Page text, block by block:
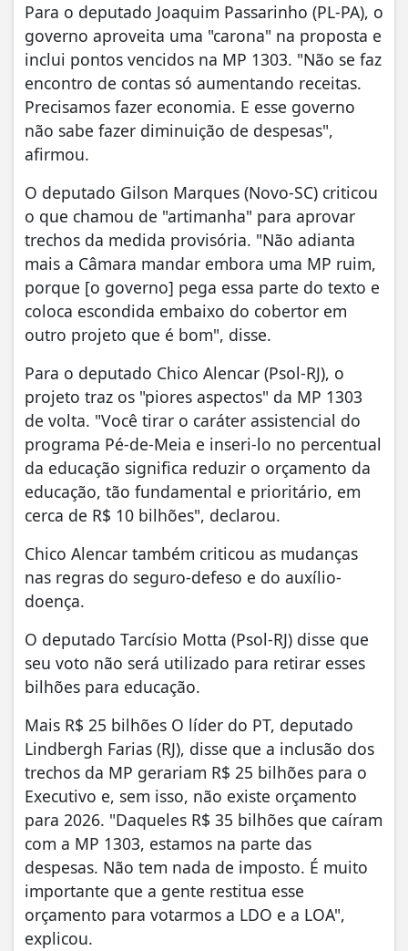
Para o deputado Joaquim Passarinho (PL-PA), o
governo aproveita uma "carona" na proposta e
inclui pontos vencidos na MP 1303. "Não se faz
encontro de contas só aumentando receitas.
Precisamos fazer economia. E esse governo
não sabe fazer diminuição de despesas",
afirmou.
O deputado Gilson Marques (Novo-SC) criticou
o que chamou de "artimanha" para aprovar
trechos da medida provisória. "Não adianta
mais a Câmara mandar embora uma MP ruim,
porque [o governo] pega essa parte do texto e
coloca escondida embaixo do cobertor em
outro projeto que é bom", disse.
Para o deputado Chico Alencar (Psol-RJ), o
projeto traz os "piores aspectos" da MP 1303
de volta. "Você tirar o caráter assistencial do
programa Pé-de-Meia e inseri-lo no percentual
da educação significa reduzir o orçamento da
educação, tão fundamental e prioritário, em
cerca de R$ 10 bilhões", declarou.
Chico Alencar também criticou as mudanças
nas regras do seguro-defeso e do auxílio-
doença.
O deputado Tarcísio Motta (Psol-RJ) disse que
seu voto não será utilizado para retirar esses
bilhões para educação.
Mais R$ 25 bilhões O líder do PT, deputado
Lindbergh Farias (RJ), disse que a inclusão dos
trechos da MP gerariam R$ 25 bilhões para o
Executivo e, sem isso, não existe orçamento
para 2026. "Daqueles R$ 35 bilhões que caíram
com a MP 1303, estamos na parte das
despesas. Não tem nada de imposto. É muito
importante que a gente restitua esse
orçamento para votarmos a LDO e a LOA",
explicou.